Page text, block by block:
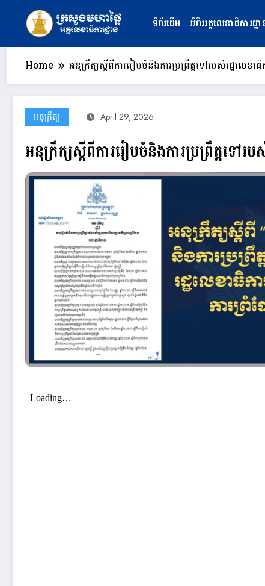
content
ទំព័រដើម អំពីអគ្គលេខាធិការដ្ឋ
Home អនុក្រឹត្យស្តីពីការរៀបចំនិងការប្រព្រឹត្តទៅរបស់រដ្ឋលេខាធិក
អនុក្រឹត្យ April 29, 2026
អនុក្រឹត្យស្តីពីការរៀបចំនិងការប្រព្រឹត្តទៅរប